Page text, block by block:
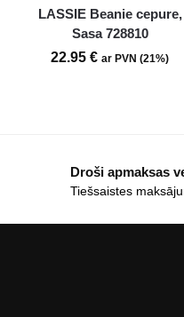
LASSIE Beanie cepure,
Sasa 728810
22.95€ ar PVN (21%)
Droši apmaksas
Tiešsaistes